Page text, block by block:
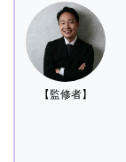
【監修者】